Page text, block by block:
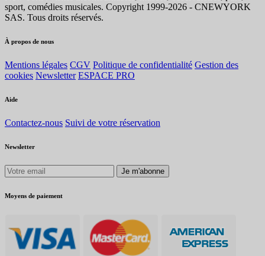
sport, comédies musicales. Copyright 1999-2026 - CNEWYORK
SAS. Tous droits réservés.
À propos de nous
Mentions légales CGV Politique de confidentialité Gestion des
cookies Newsletter ESPACE PRO
Aide
Contactez-nous Suivi de votre réservation
Newsletter
Je m'abonne
Moyens de paiement